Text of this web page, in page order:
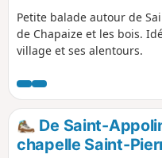
Petite balade autour de
de Chapaize et les bois.
village et ses alentours.
De Saint-
chapelle Saint-